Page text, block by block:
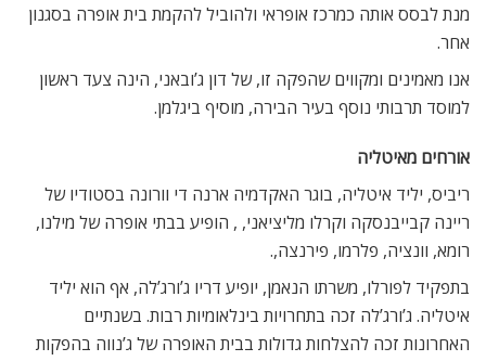
מנת לבסס אותה כמרכז אופראי ולהוביל להקמת בית אופרה בסגנון
אחר.
אנו מאמינים ומקווים שהפקה זו, של דון ג’ובאני, הינה צעד ראשון
למוסד תרבותי נוסף בעיר הבירה, מוסיף ביגלמן.
אורחים מאיטליה
ריביס, יליד איטליה, בוגר האקדמיה ארנה די וורונה בסטודיו של
ריינה קבייבנסקה וקרלו מליציאני, , הופיע בבתי אופרה של מילנו,
רומא, וונציה, פלרמו, פירנצה,.
בתפקיד לפורלו, משרתו הנאמן, יופיע דריו ג’ורג’לה, אף הוא יליד
איטליה. ג’ורג’לה זכה בתחרויות בינלאומיות רבות. בשנתיים
האחרונות זכה להצלחות גדולות בבית האופרה של ג’נווה בהפקות